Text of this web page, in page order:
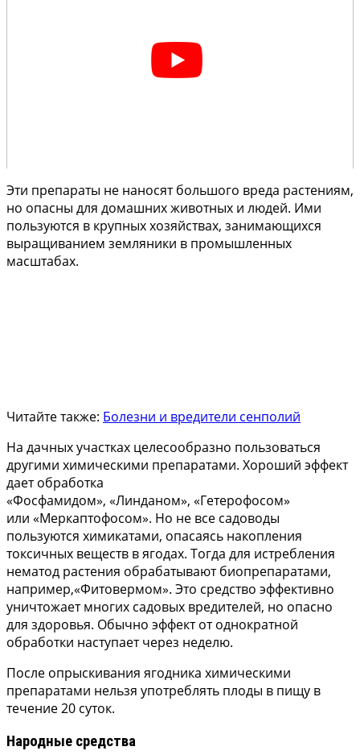
Эти препараты не наносят большого вреда растениям,
но опасны для домашних животных и людей. Ими
пользуются в крупных хозяйствах, занимающихся
выращиванием земляники в промышленных
масштабах.
Читайте также: Болезни и вредители сенполий
На дачных участках целесообразно пользоваться
другими химическими препаратами. Хороший эффект
дает обработка
«Фосфамидом», «Линданом», «Гетерофосом»
или «Меркаптофосом». Но не все садоводы
пользуются химикатами, опасаясь накопления
токсичных веществ в ягодах. Тогда для истребления
нематод растения обрабатывают биопрепаратами,
например,«Фитовермом». Это средство эффективно
уничтожает многих садовых вредителей, но опасно
для здоровья. Обычно эффект от однократной
обработки наступает через неделю.
После опрыскивания ягодника химическими
препаратами нельзя употреблять плоды в пищу в
течение 20 суток.
Народные средства